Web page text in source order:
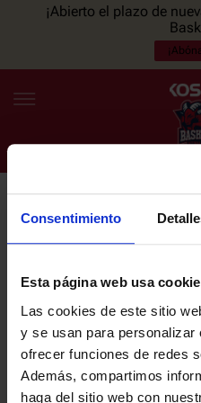
Consentimiento
Esta página web usa
Las cookies de este sitio
y se usan para
ofrecer funciones de redes
Además, compartimos
haga del sitio web con
¡Abierto el plazo de
ES EU
últimas noticias y promociones
Email
He leído y acepto laPolítica de